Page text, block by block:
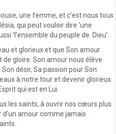
une femme, et c’est nous tous.
qui peut vouloir dire ‘une
‘l’ensemble du peuple de Dieu’.
et glorieux et que Son amour
gloire. Son amour nous élève
désir, Sa passion pour Son
à notre tour et devenir glorieux.
qui est en Lui.
les saints, à ouvrir nos cœurs plus
d’un amour comme jamais